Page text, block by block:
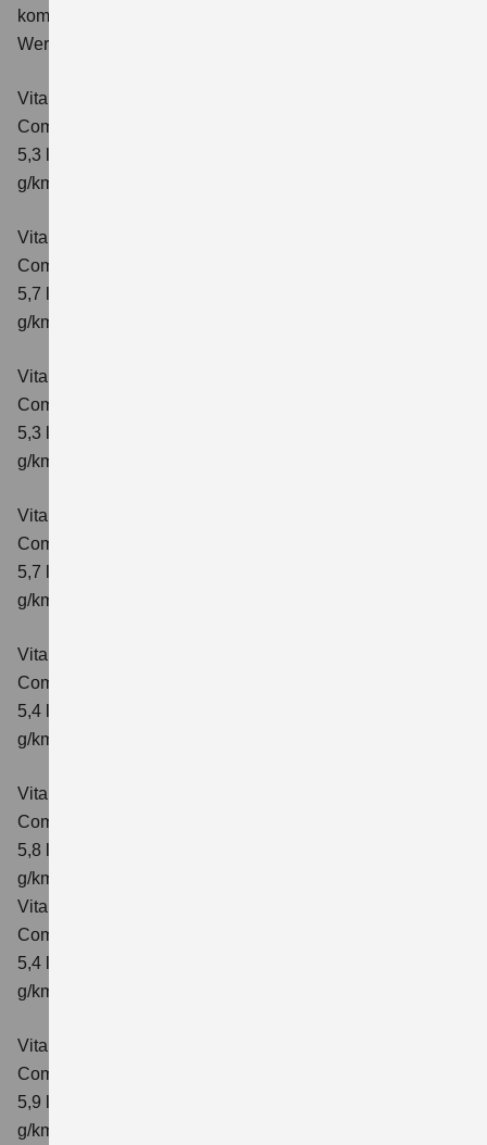
kombinierter Energieverbrauch 5,3 l/100km; kombinierter
Wert der CO₂-Emission: 119 g/km; CO₂-Klasse: D
Vitara 1.4 BOOSTERJET HYBRID
Comfort
5,3 l/100km; kombinierter Wert der CO₂-Emission: 119
g/km; CO₂-Klasse: D
Vitara 1.4 BOOSTERJET HYBRID AT
Comfort
5,7 l/100 km; kombinierter Wert der CO₂-Emission: 129
g/km; CO₂-Klasse: D
Vitara 1.4 BOOSTERJET HYBRID
Comfort+
5,3 l/100km; kombinierter Wert der CO₂-Emission: 120
g/km; CO₂-Klasse: D
Vitara 1.4 BOOSTERJET HYBRID AT
Comfort+
5,7 l/100km; kombinierter Wert der CO₂-Emission: 130
g/km; CO₂-Klasse: D
Vitara 1.4 BOOSTERJET HYBRID ALLGRIP
Comfort
5,4 l/100km; kombinierter Wert der CO₂-Emission: 129
g/km; CO₂-Klasse: D
Vitara 1.4 BOOSTERJET HYBRID ALLGRIP AT
Comfort
5,8 l/100 km; kombinierter Wert der CO₂-Emission: 137
g/km; CO₂-Klasse: E
Vitara 1.4 BOOSTERJET HYBRID ALLGRIP
Comfort+ Verbrauchswerte: kombinierter Energieverbrauch
5,4 l/100km; kombinierter Wert der CO₂-Emission: 129
g/km; CO₂-Klasse: D
Vitara 1.4 BOOSTERJET HYBRID ALLGRIP AT
Comfort+
5,9 l/100 km; kombinierter Wert der CO₂-Emission: 138
g/km; CO₂-Klasse: E